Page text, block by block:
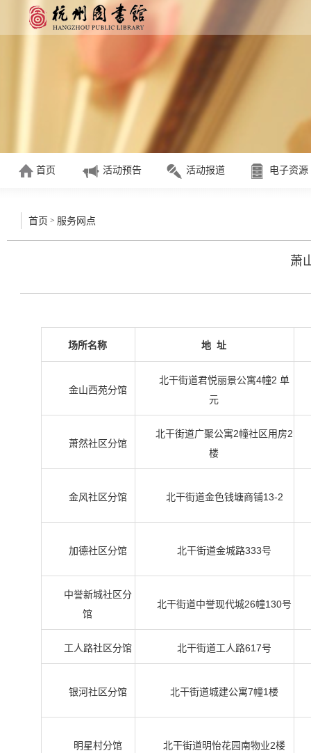
首页 活动预告 活动报道 电子资源
首页 > 服务网点
萧
场所名称 地 址
金山西苑分馆
北干街道君悦丽景公寓4幢2 单
元
萧然社区分馆
北干街道广聚公寓2幢社区用房2
楼
金风社区分馆 北干街道金色钱塘商铺13-2
加德社区分馆 北干街道金城路333号
中誉新城社区分
馆
北干街道中誉现代城26幢130号
工人路社区分馆 北干街道工人路617号
银河社区分馆 北干街道城建公寓7幢1楼
明星村分馆 北干街道明怡花园南物业2楼